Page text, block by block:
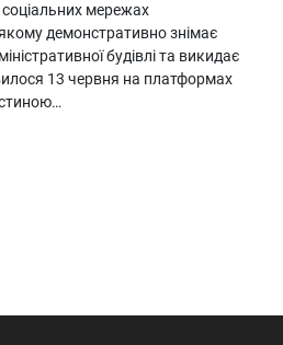
мережах
демонстративно знімає
будівлі та викидає
13 червня на платформах